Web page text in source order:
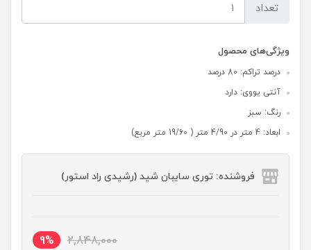
تعداد
ویژگی‌های محصول
درصد تراکم: 80 درصد
آنتی یووی: دارد
رنگ: سبز
ابعاد: 4 متر در 4/90 متر ( 19/60 متر مربع)
فروشنده: توری سایبان شید (رشیدی راد استور)
2,848,000
9%